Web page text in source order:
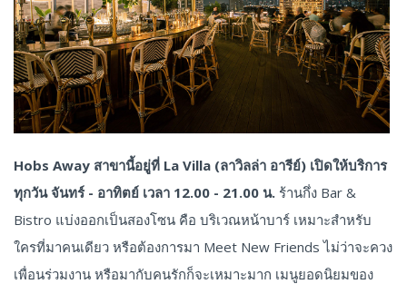
Hobs Away สาขานี้อยู่ที่ La Villa (ลาวิลล่า อารีย์) เปิดให้บริการ
ทุกวัน จันทร์ - อาทิตย์ เวลา 12.00 - 21.00 น. ร้านกึ่ง Bar &
Bistro แบ่งออกเป็นสองโซน คือ บริเวณหน้าบาร์ เหมาะสำหรับ
ใครที่มาคนเดียว หรือต้องการมา Meet New Friends ไม่ว่าจะควง
เพื่อนร่วมงาน หรือมากับคนรักก็จะเหมาะมาก เมนูยอดนิยมของ